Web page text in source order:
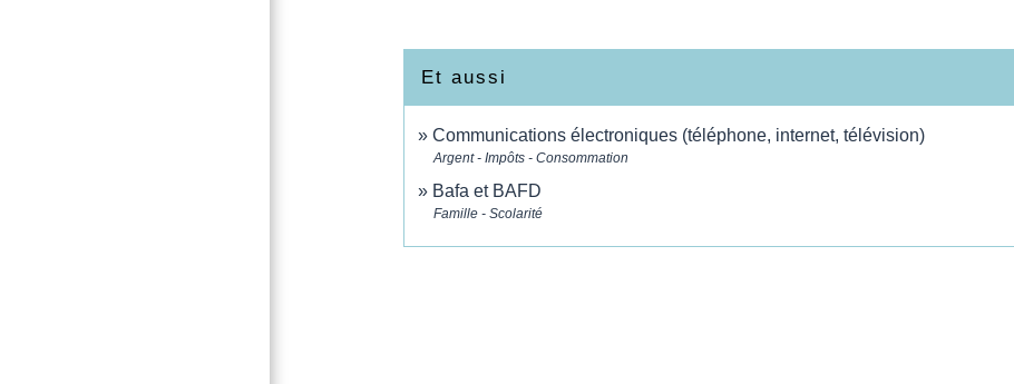
Et aussi
Communications électroniques (téléphone, internet, télévision)
Argent - Impôts - Consommation
Bafa et BAFD
Famille - Scolarité